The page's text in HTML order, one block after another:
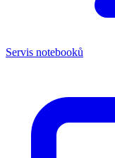
Servis notebooků